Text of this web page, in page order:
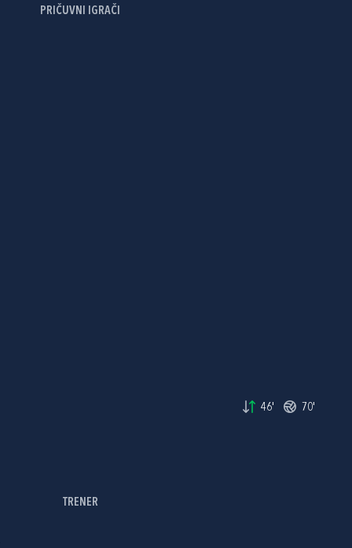
PRIČUVNI IGRAČI
46' 70'
TRENER